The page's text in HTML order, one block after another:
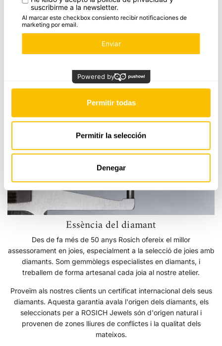
Estadística
Permitir todas
Permitir la selección
Denegar
També et pot interessar
diamant
Essència del diamant
Des de fa més de 50 anys Rosich ofereix el millor
assessorament en joies, especialment a la selecció de joies amb
diamants. Som gemmòlegs especialistes en diamants, i
treballem de forma artesanal cada joia al nostre atelier.
Proveïm als nostres clients un certificat internacional dels seus
diamants. Aquesta garantia avala l'origen dels diamants, els
seleccionats per a ROSICH Jewels són d'origen natural i
provenen de zones lliures de conflictes i la qualitat dels
mateixos.